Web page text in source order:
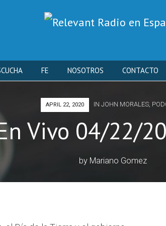
Skip
content
FE NOSOTROS CONTACTO
APRIL 22, 2020 IN JOHN MORALES,
Vivo 04/22/
by Mariano Gomez